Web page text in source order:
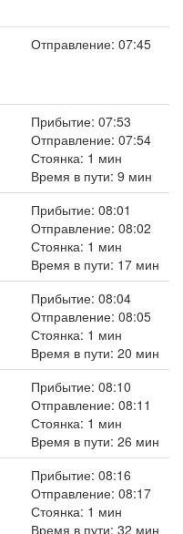
Отправление: 07:45
Прибытие: 07:53
Отправление: 07:54
Стоянка: 1 мин
Время в пути: 9 мин
Прибытие: 08:01
Отправление: 08:02
Стоянка: 1 мин
Время в пути: 17 мин
Прибытие: 08:04
Отправление: 08:05
Стоянка: 1 мин
Время в пути: 20 мин
Прибытие: 08:10
Отправление: 08:11
Стоянка: 1 мин
Время в пути: 26 мин
Прибытие: 08:16
Отправление: 08:17
Стоянка: 1 мин
Время в пути: 32 мин